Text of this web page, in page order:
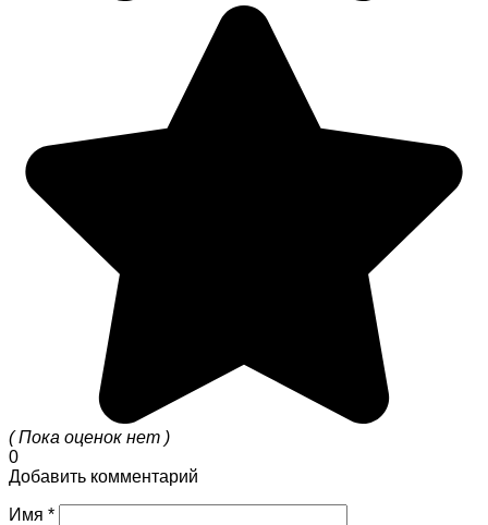
( Пока оценок нет )
0
Добавить комментарий
Имя *